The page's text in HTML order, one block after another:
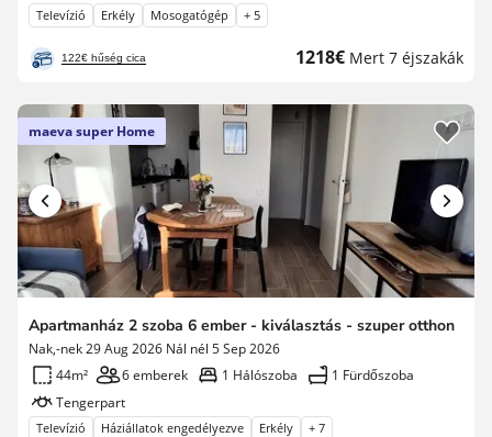
Televízió Erkély Mosogatógép + 5
122€ hűség cica
Új
1218€ Mert 7 éjszakák
maeva super Home
Apartmanház 2 szoba 6 ember - kiválasztás - szuper otthon
Nak,-nek 29 Aug 2026 Nál nél 5 Sep 2026
44m²
6 emberek 1 Hálószoba
1 Fürdőszoba
Tengerpart
Televízió Háziállatok engedélyezve Erkély + 7